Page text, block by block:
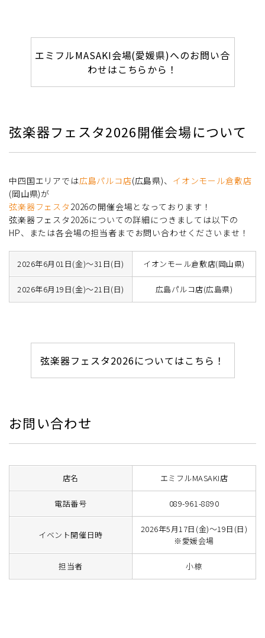
エミフルMASAKI会場(愛媛県)へのお問い合
わせはこちらから！
弦楽器フェスタ2026開催会場について
中四国エリアでは広島パルコ店(広島県)、 イオンモール倉敷店
(岡山県)が
弦楽器フェスタ 2026の開催会場となっております！
弦楽器フェスタ2026についての詳細につきましては以下の
HP、または各会場の担当者までお問い合わせくださいませ！
2026年6月01日(金)～31日(日) イオンモール倉敷店(岡山県)
2026年6月19日(金)～21日(日) 広島パルコ店(広島県)
弦楽器フェスタ2026についてはこちら！
お問い合わせ
店名 エミフルMASAKI店
電話番号 089-961-8890
イベント開催日時
2026年5月17日(金)～19日(日)
※愛媛会場
担当者 小椋